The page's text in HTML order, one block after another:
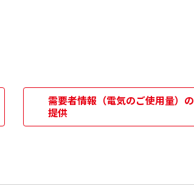
需要者情報（電気のご使用量）の
提供